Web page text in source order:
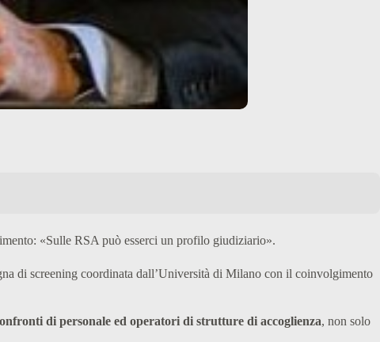
«Sulle RSA può esserci un profilo giudiziario».
di screening coordinata dall’Università di Milano con il coinvolgimento
di personale ed operatori di strutture di accoglienza, non solo